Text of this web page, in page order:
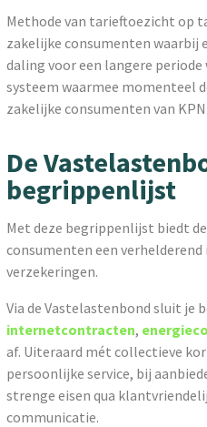
Methode van tarieftoezicht op
zakelijke consumenten
daling voor een langere
systeem waarmee momenteel
zakelijke consumenten van
De
begrippenlijst
Met deze begrippenlijst biedt
consumenten een
verzekeringen.
Via de Vastelastenbond sluit je
internetcontracten,
af. Uiteraard mét collectieve
persoonlijke service, bij
strenge eisen qua
communicatie.